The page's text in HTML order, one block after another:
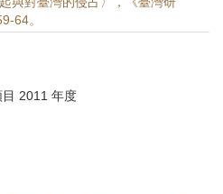
64。
2011 年度